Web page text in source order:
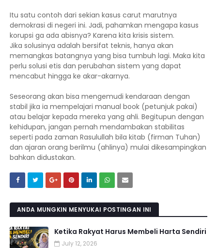
Itu satu contoh dari sekian kasus carut marutnya
demokrasi di negeri ini. Jadi, pahamkan mengapa kasus
korupsi ga ada abisnya? Karena kita krisis sistem.
Jika solusinya adalah bersifat teknis, hanya akan
memangkas batangnya yang bisa tumbuh lagi. Maka kita
perlu solusi etis dan perubahan sistem yang dapat
mencabut hingga ke akar-akarnya.
Seseorang akan bisa mengemudi kendaraan dengan
stabil jika ia mempelajari manual book (petunjuk pakai)
atau belajar kepada mereka yang ahli. Begitupun dengan
kehidupan, jangan pernah mendambakan stabilitas
seperti pada zaman Rasulullah bila kitab (firman Tuhan)
dan ajaran orang berilmu (ahlinya) mulai dikesampingkan
bahkan didustakan.
ANDA MUNGKIN MENYUKAI POSTINGAN INI
Ketika Rakyat Harus Membeli Harta Sendiri
July 12, 2026